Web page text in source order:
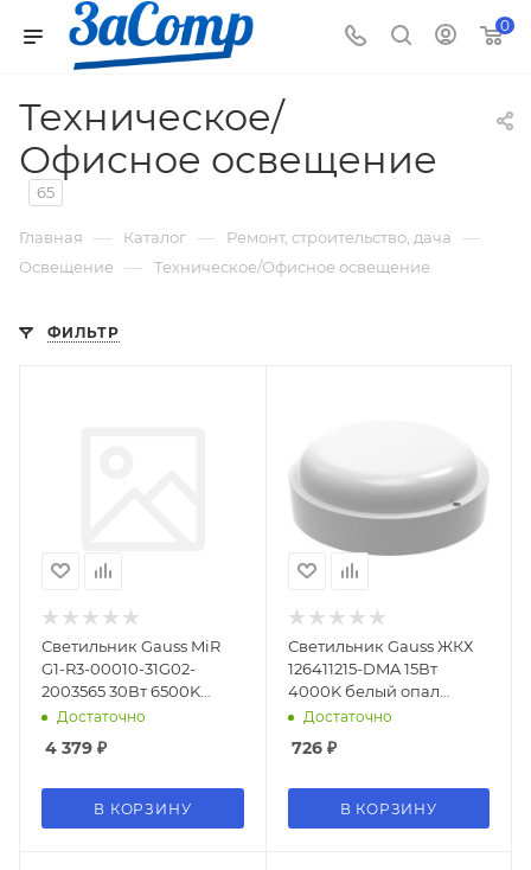
0
Техническое/
Офисное освещение
65
Главная — Каталог — Ремонт, строительство, дача —
Освещение — Техническое/Офисное освещение
ФИЛЬТР
Светильник Gauss MiR
G1-R3-00010-31G02-
2003565 30Вт 6500K
белый
Достаточно
4 379 ₽
В КОРЗИНУ
Светильник Gauss ЖКХ
126411215-DMA 15Вт
4000K белый опал
датч.движ.
Достаточно
726₽
В КОРЗИНУ